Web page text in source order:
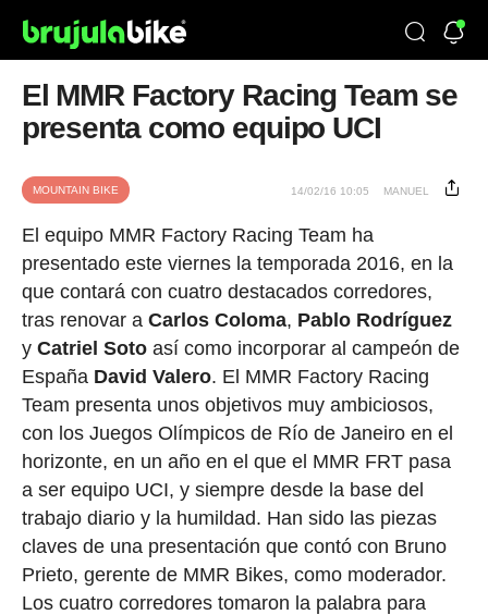
El MMR Factory Racing Team se
presenta como equipo UCI
MOUNTAIN BIKE 14/02/16 10:05 MANUEL
El equipo MMR Factory Racing Team ha
presentado este viernes la temporada 2016, en la
que contará con cuatro destacados corredores,
tras renovar a Carlos Coloma, Pablo Rodríguez
y Catriel Sotoasí como incorporar al campeón de
España David Valero. El MMR Factory Racing
Team presenta unos objetivos muy ambiciosos,
con los Juegos Olímpicos de Río de Janeiro en el
horizonte, en un año en el que el MMR FRT pasa
a ser equipo UCI, y siempre desde la base del
trabajo diario y la humildad. Han sido las piezas
claves de una presentación que contó con Bruno
Prieto, gerente de MMR Bikes, como moderador.
Los cuatro corredores tomaron la palabra para